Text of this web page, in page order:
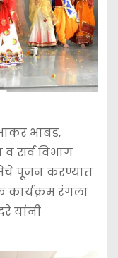
भाबड,
सर्व विभाग
पूजन करण्यात
कार्यक्रम रंगला
यांनी